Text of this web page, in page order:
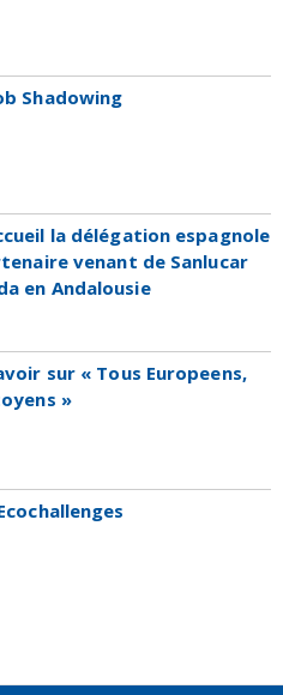
Shadowing
la délégation espagnole
venant de Sanlucar
en Andalousie
sur « Tous Europeens,
»